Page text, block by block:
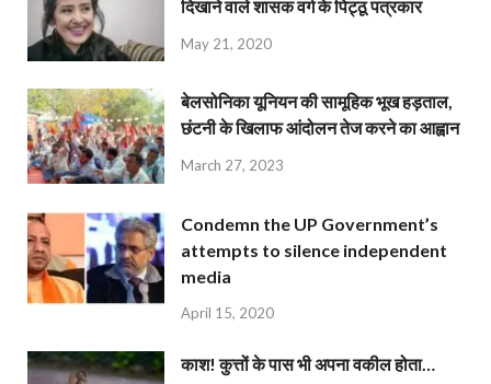
दिखाने वाले शासक वर्ग के पिट्ठू पत्रकार
May 21, 2020
बेलसोनिका यूनियन की सामूहिक भूख हड़ताल,
छंटनी के खिलाफ आंदोलन तेज करने का आह्वान
March 27, 2023
Condemn the UP Government’s
attempts to silence independent
media
April 15, 2020
काश! कुत्तों के पास भी अपना वकील होता…